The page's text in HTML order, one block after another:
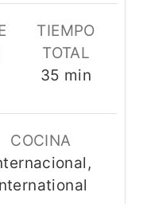
TIEMPO
TOTAL
35 minutos
min
COCINA